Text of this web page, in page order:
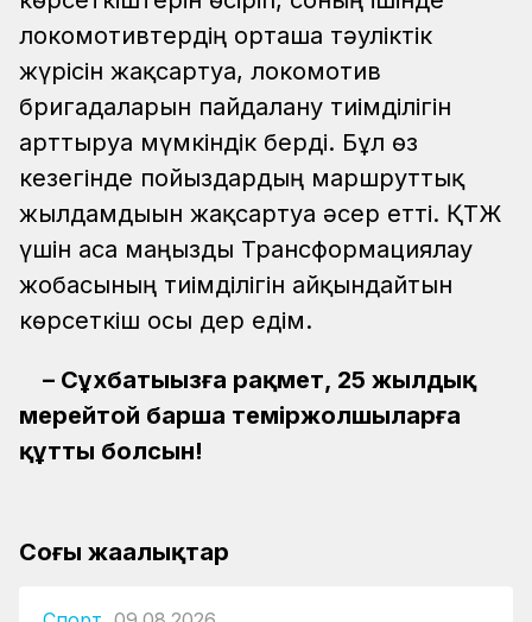
локомотивтердің орташа тәуліктік
жүрісін жақсартуға, локомотив
бригадаларын пайдалану тиімділігін
арттыруға мүмкіндік берді. Бұл өз
кезегінде пойыздардың маршруттық
жылдамдығын жақсартуға әсер етті. ҚТЖ
үшін аса маңызды Трансформациялау
жобасының тиімділігін айқындайтын
көрсеткіш осы дер едім.
– Сұхбатыңызға рақмет, 25 жылдық
мерейтой барша теміржолшыларға
құтты болсын!
Соңғы жаңалықтар